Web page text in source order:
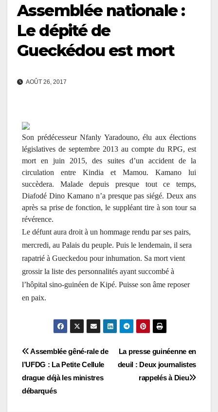
Assemblée nationale :
Le dépité de
Gueckédou est mort
AOÛT 26, 2017
Son prédécesseur Nfanly Yaradouno, élu aux élections
législatives de septembre 2013 au compte du RPG, est
mort en juin 2015, des suites d’un accident de la
circulation entre Kindia et Mamou. Kamano lui
succèdera. Malade depuis presque tout ce temps,
Diafodé Dino Kamano n’a presque pas siégé. Deux ans
après sa prise de fonction, le suppléant tire à son tour sa
révérence.
Le défunt aura droit à un hommage rendu par ses pairs,
mercredi, au Palais du peuple. Puis le lendemain, il sera
rapatrié à Gueckedou pour inhumation. Sa mort vient
grossir la liste des personnalités ayant succombé à
l’hôpital sino-guinéen de Kipé. Puisse son âme reposer
en paix.
Navigation
de
l’article
La presse guinéenne en
deuil : Deux journalistes
rappelés à Dieu
Assemblée gêné-rale de
l’UFDG : La Petite Cellule
drague déjà les ministres
débarqués